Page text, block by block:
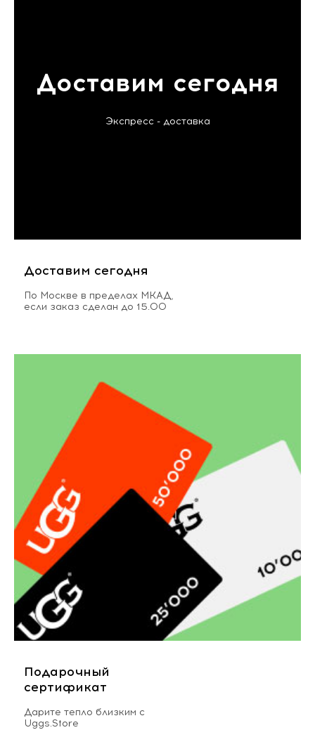
Доставим сегодня
Экспресс - доставка
Доставим сегодня
По Москве в пределах МКАД,
если заказ сделан до 15.00
Подарочный
сертификат
Дарите тепло близким с
Uggs.Store